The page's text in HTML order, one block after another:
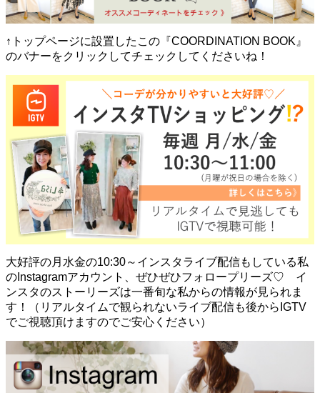
↑トップページに設置したこの『COORDINATION BOOK』
のバナーをクリックしてチェックしてくださいね！
大好評の月水金の10:30～インスタライブ配信もしている私
のInstagramアカウント、ぜひぜひフォロープリーズ♡ イ
ンスタのストーリーズは一番旬な私からの情報が見られま
す！（リアルタイムで観られないライブ配信も後からIGTV
でご視聴頂けますのでご安心ください）